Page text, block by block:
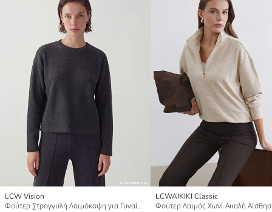
LCW Vision
Φούτερ Στρογγυλή Λαιμόκοψη για Γυναίκες
LCWAIKIKI Classic